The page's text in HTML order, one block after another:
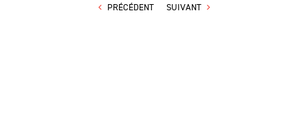
PRÉCÉDENT SUIVANT